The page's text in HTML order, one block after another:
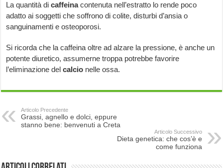
La quantità dicaffeinacontenuta nell’estratto lo rende poco
adatto ai soggetti che soffrono di colite, disturbi d’ansia o
sanguinamenti e osteoporosi.
Si ricorda che la caffeina oltre ad alzare la pressione, è anche un
potente diuretico, assumerne troppa potrebbe favorire
l’eliminazione delcalcio nelle ossa.
Articolo Precedente
Grassi, agnello e dolci, eppure
stanno bene: benvenuti a Creta
Articolo Successivo
Dieta genetica: che cos’è e
come funziona